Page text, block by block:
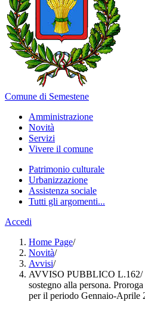
Comune di Semestene
Amministrazione
Novità
Servizi
Vivere il comune
Patrimonio culturale
Urbanizzazione
Assistenza sociale
Tutti gli argomenti...
Accedi
Home Page/
Novità/
Avvisi/
AVVISO PUBBLICO L.162/
sostegno alla persona.
per il periodo Gennaio-Aprile